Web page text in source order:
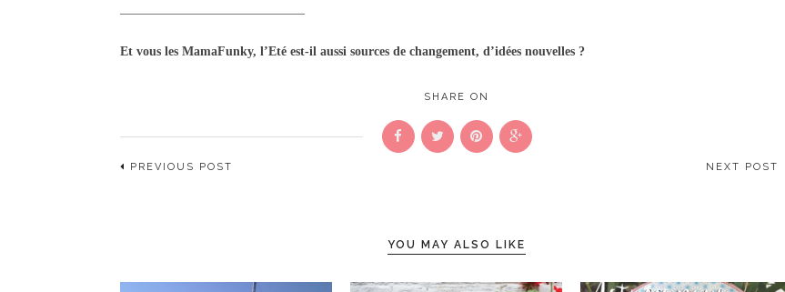
——————————————–
Et vous les MamaFunky, l’Eté est-il aussi sources de changement, d’idées nouvelles ?
SHARE ON
PREVIOUS POST NEXT POST
YOU MAY ALSO LIKE